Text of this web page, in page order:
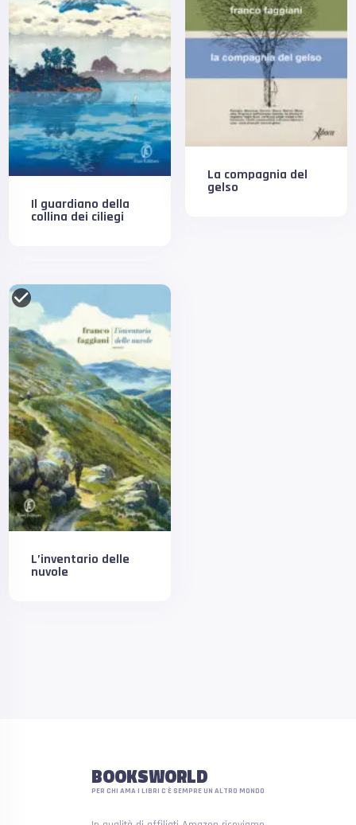
Il guardiano della
collina dei ciliegi
La compagnia del
gelso
L’inventario delle
nuvole
BOOKSWORLD
PER CHI AMA I LIBRI C'È SEMPRE UN ALTRO MONDO